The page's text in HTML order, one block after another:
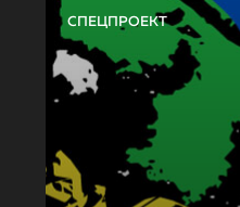
СПЕЦПРОЕКТ